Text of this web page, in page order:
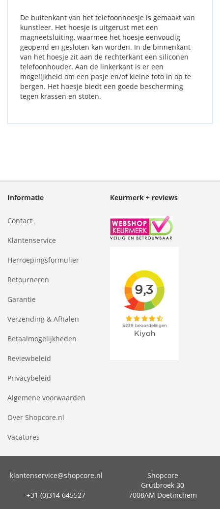
De buitenkant van het telefoonhoesje is gemaakt van
kunstleer. Het hoesje is uitgerust met een
magneetsluiting, waarmee het hoesje eenvoudig
geopend en gesloten kan worden. In de binnenkant
van het hoesje zit aan de rechterkant een siliconen
telefoonhouder. Aan de linkerkant is er een
mogelijkheid om een pasje en/of kleine foto in op te
bergen. Het hoesje biedt een goede bescherming
tegen krassen en stoten.
Informatie
Contact
Klantenservice
Herroepingsformulier
Retourneren
Garantie
Verzending & Afhalen
Betaalmogelijkheden
Reviewbeleid
Privacybeleid
Algemene voorwaarden
Over Shopcore.nl
Vacatures
Keurmerk + reviews
klantenservice@shopcore.nl
+31 (0)314 645527
Shopcore
Grutbroek 30
7008AM Doetinchem